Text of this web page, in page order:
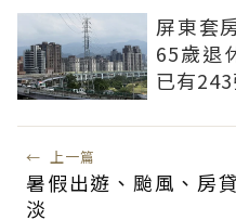
屏東套
65歲退
已有
← 上一篇
暑假出遊、颱風、房
淡